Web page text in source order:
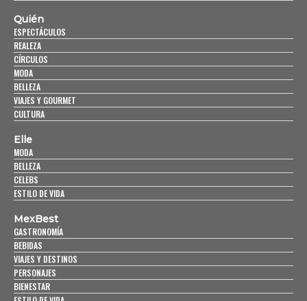
Quién
ESPECTÁCULOS
REALEZA
CÍRCULOS
MODA
BELLEZA
VIAJES Y GOURMET
CULTURA
Elle
MODA
BELLEZA
CELEBS
ESTILO DE VIDA
MexBest
GASTRONOMÍA
BEBIDAS
VIAJES Y DESTINOS
PERSONAJES
BIENESTAR